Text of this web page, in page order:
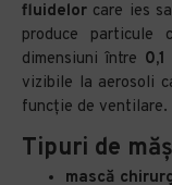
fluidelor care ies
produce
dimensiuni între
vizibile la aerosoli
funcție de ventilare.
Tipuri de
mască